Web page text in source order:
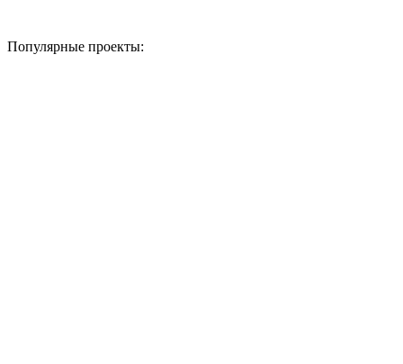
Популярные проекты: